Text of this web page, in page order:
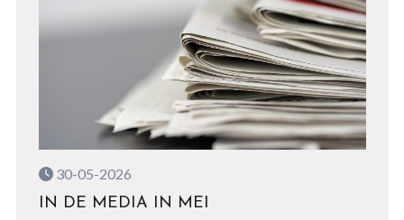
30-05-2026
IN DE MEDIA IN MEI